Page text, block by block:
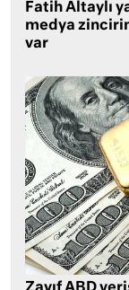
Fatih Altaylı
medya
var